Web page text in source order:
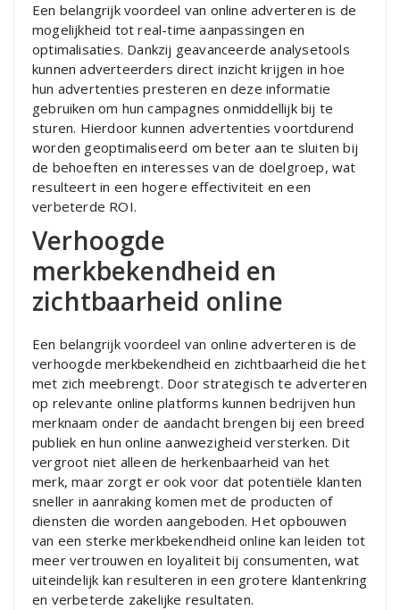
Een belangrijk voordeel van online adverteren is de
mogelijkheid tot real-time aanpassingen en
optimalisaties. Dankzij geavanceerde analysetools
kunnen adverteerders direct inzicht krijgen in hoe
hun advertenties presteren en deze informatie
gebruiken om hun campagnes onmiddellijk bij te
sturen. Hierdoor kunnen advertenties voortdurend
worden geoptimaliseerd om beter aan te sluiten bij
de behoeften en interesses van de doelgroep, wat
resulteert in een hogere effectiviteit en een
verbeterde ROI.
Verhoogde
merkbekendheid en
zichtbaarheid online
Een belangrijk voordeel van online adverteren is de
verhoogde merkbekendheid en zichtbaarheid die het
met zich meebrengt. Door strategisch te adverteren
op relevante online platforms kunnen bedrijven hun
merknaam onder de aandacht brengen bij een breed
publiek en hun online aanwezigheid versterken. Dit
vergroot niet alleen de herkenbaarheid van het
merk, maar zorgt er ook voor dat potentiële klanten
sneller in aanraking komen met de producten of
diensten die worden aangeboden. Het opbouwen
van een sterke merkbekendheid online kan leiden tot
meer vertrouwen en loyaliteit bij consumenten, wat
uiteindelijk kan resulteren in een grotere klantenkring
en verbeterde zakelijke resultaten.